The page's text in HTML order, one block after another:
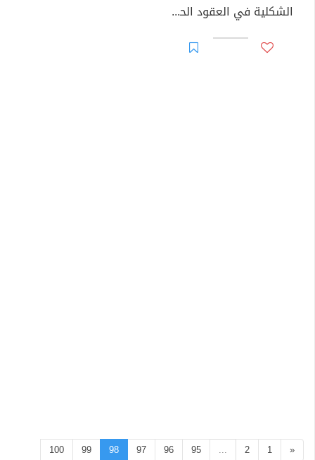
الشكلية في العقود الحديثة والعقد الإلكتروني وآثاره
«
1
2
...
95
96
97
98
99
100